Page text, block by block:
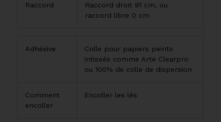
Raccord
Raccord droit 91 cm, ou
raccord libre 0 cm
Adhésive
Colle pour papiers peints
intissés comme Arte Clearpro
ou 100% de colle de dispersion
Comment
encoller
Encoller les lés